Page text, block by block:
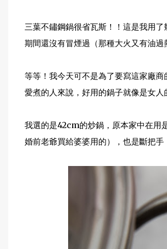
三葉不鏽鋼鍋很省瓦斯！！這是我用
期間還沒有冒煙過（那種大火又有油過
等等！我今天可不是為了要寫這家廠
愛煮的人來說，好用的鍋子就像是女
我選的是42cm的炒鍋，原本家中在用
婚前老爺買給婆婆用的），也是斷把